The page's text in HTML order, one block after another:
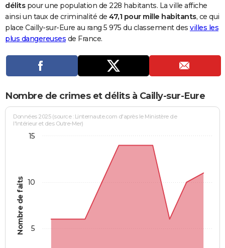
Dictionnaire
Biographies
Citations
Expressions
Proverbes
PROGRAMME TV
COPAINS D'AVANT
S'inscrire
Se connecter
Lycées
Collèges
Primaires
Universités
Entreprises
Service militaire
Avis de recherche
AVIS DE DÉCÈS
FORUM
Bricolage
Lifestyle
Culture
Sport
Auto
Television
Voyage
Cinema
délitspour une population de 228 habitants. La ville affiche
ainsi un taux de criminalité de 47,1 pour mille habitants, ce qui
place Cailly-sur-Eure au rang 5 975 du classement des villes les
plus dangereuses de France.
Nombre de crimes et délits à Cailly-sur-Eure
Nombre de faits
Données 2025 (source : Linternaute.com d'après le Ministère de
l'Intérieur et des Outre-Mer)
5
10
15